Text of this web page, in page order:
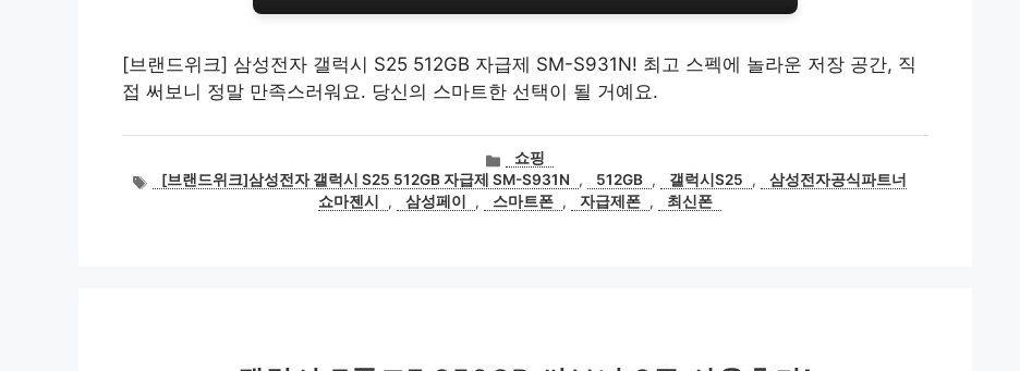
[브랜드위크] 삼성전자 갤럭시 S25 512GB 자급제 SM-S931N! 최고 스펙에 놀라운 저장 공간, 직
접 써보니 정말 만족스러워요. 당신의 스마트한 선택이 될 거예요.
카
테
고
쇼핑
태[브랜드위크]삼성전자 갤럭시 S25 512GB 자급제 SM-S931N , 512GB , 갤럭시S25 ,
삼성전자공식파트너
쇼마젠시
, 삼성페이 , 스마트폰 , 자급제폰 , 최신폰